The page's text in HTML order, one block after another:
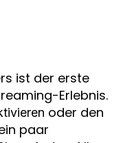
ist der erste
Erlebnis.
oder den
paar